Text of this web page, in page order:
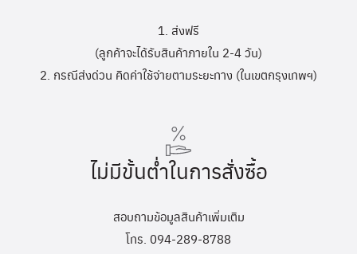
1. ส่งฟรี
(ลูกค้าจะได้รับสินค้าภายใน 2-4 วัน)
2. กรณีส่งด่วน คิดค่าใช้จ่ายตามระยะทาง (ในเขตกรุงเทพฯ)
ไม่มีขั้นต่ำในการสั่งซื้อ
สอบถามข้อมูลสินค้าเพิ่มเติม
โทร. 094-289-8788